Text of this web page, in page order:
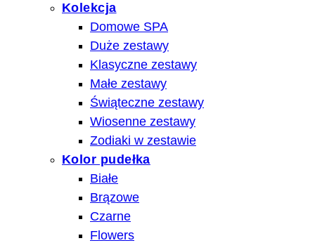
Kolekcja
Domowe SPA
Duże zestawy
Klasyczne zestawy
Małe zestawy
Świąteczne zestawy
Wiosenne zestawy
Zodiaki w zestawie
Kolor pudełka
Białe
Brązowe
Czarne
Flowers